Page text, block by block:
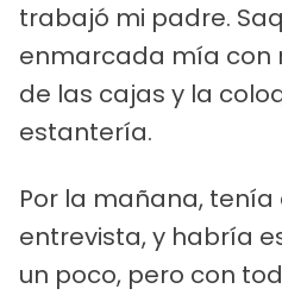
trabajó mi padre.
enmarcada mía con
de las cajas y la
estantería.
Por la mañana, tenía
entrevista, y habría
un poco, pero con